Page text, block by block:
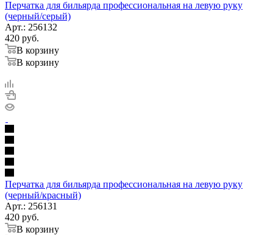
Перчатка для бильярда профессиональная на левую руку
(черный/серый)
Арт.: 256132
420 руб.
В корзину
В корзину
Перчатка для бильярда профессиональная на левую руку
(черный/красный)
Арт.: 256131
420 руб.
В корзину